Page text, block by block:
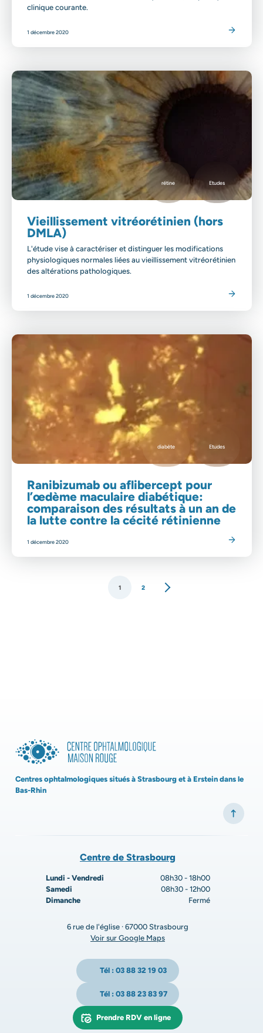
clinique courante.
1 décembre 2020
Etudes
rétine
Vieillissement vitréorétinien (hors
DMLA)
L'étude vise à caractériser et distinguer les modifications
physiologiques normales liées au vieillissement vitréorétinien
des altérations pathologiques.
1 décembre 2020
Etudes
diabète
Ranibizumab ou aflibercept pour
l’œdème maculaire diabétique:
comparaison des résultats à un an de
la lutte contre la cécité rétinienne
1 décembre 2020
1 2
Centres ophtalmologiques situés à Strasbourg et à Erstein dans le
Bas-Rhin
Centre de Strasbourg
Lundi - Vendredi
08h30 - 18h00
Samedi
08h30 - 12h00
Dimanche
Fermé
6 rue de l'église · 67000 Strasbourg
Voir sur Google Maps
Tél : 03 88 32 19 03
Tél : 03 88 23 83 97
Prendre RDV en ligne